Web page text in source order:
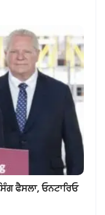
ਫੈਸਲਾ, ਓਨਟਾਰਿਓ